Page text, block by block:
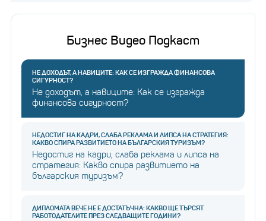
Бизнес Видео Подкаст
НЕ ДОХОДЪТ, А НАВИЦИТЕ: КАК СЕ ИЗГРАЖДА ФИНАНСОВА
СИГУРНОСТ?
Не доходът, а навиците: Как се изгражда
финансова сигурност?
НЕДОСТИГ НА КАДРИ, СЛАБА РЕКЛАМА И ЛИПСА НА СТРАТЕГИЯ:
КАКВО СПИРА РАЗВИТИЕТО НА БЪЛГАРСКИЯ ТУРИЗЪМ?
Недостиг на кадри, слаба реклама и липса на
стратегия: Какво спира развитието на
българския туризъм?
ДИПЛОМАТА ВЕЧЕ НЕ Е ДОСТАТЪЧНА: КАКВО ЩЕ ТЪРСЯТ
РАБОТОДАТЕЛИТЕ ПРЕЗ СЛЕДВАЩИТЕ ГОДИНИ?